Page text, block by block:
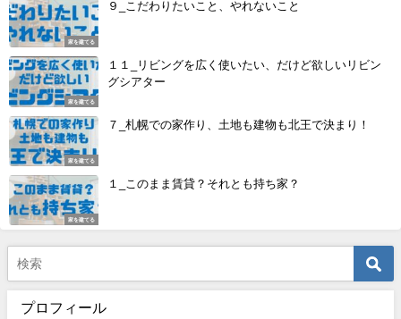
家を建てる
９_こだわりたいこと、やれないこと
家を建てる
１１_リビングを広く使いたい、だけど欲しいリビン
グシアター
家を建てる
７_札幌での家作り、土地も建物も北王で決まり！
家を建てる
１_このまま賃貸？それとも持ち家？
プロフィール